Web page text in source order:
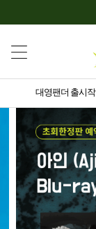
대영팬더 출시작